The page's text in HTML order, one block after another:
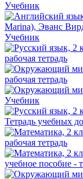
Учебник
Учебник
рабочая тетрадь
рабочая тетрадь
Учебник
Тетрадь учебных
рабочая тетрадь
учебное пособие -